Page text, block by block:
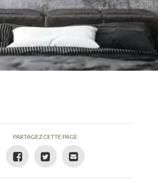
PARTAGEZ CETTE PAGE